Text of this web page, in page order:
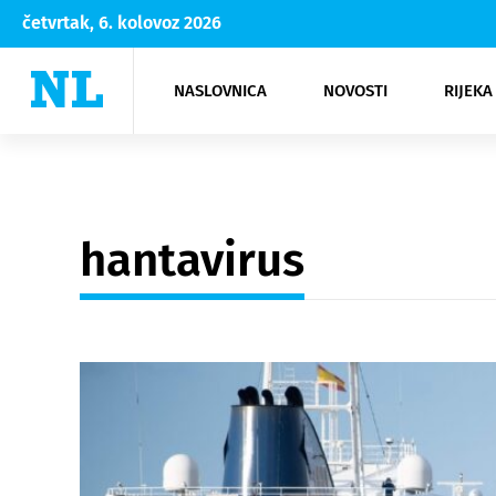
četvrtak, 6. kolovoz 2026
NASLOVNICA NOVOSTI
Rijeka Opatija
NK
Moda
Kultura
hantavirus